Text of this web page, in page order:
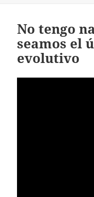
No tengo
seamos el
evolutivo